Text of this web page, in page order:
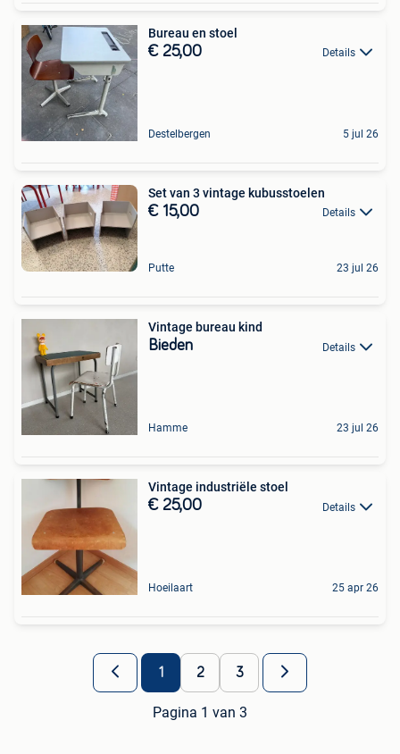
Bureau en stoel
€ 25,00 Details
Destelbergen 5 jul 26
Set van 3 vintage kubusstoelen
€ 15,00 Details
Putte 23 jul 26
Vintage bureau kind
Bieden Details
Hamme 23 jul 26
Vintage industriële stoel
€ 25,00 Details
Hoeilaart 25 apr 26
1 2 3
Pagina 1 van 3